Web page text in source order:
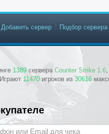
1389 сервера Counter Strike 1.6
11470 игроков из 30616
Добавить сервер Подбор сервера